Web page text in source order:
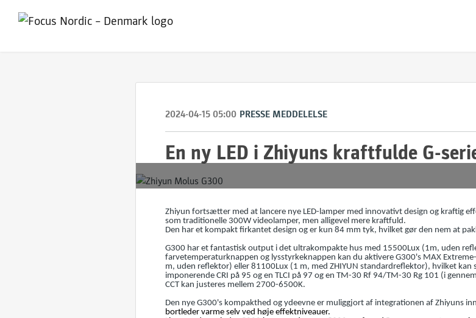
2024-04-15 05:00 PRESSE MEDDELELSE
En ny LED i Zhiyuns kraftfulde G-
Zhiyun fortsætter med at lancere nye LED-lamper med innovativt design og kraftig
som traditionelle 300W videolamper, men alligevel mere kraftfuld.
Den har et kompakt firkantet design og er kun 84 mm tyk, hvilket gør den nem at
G300 har et fantastisk output i det ultrakompakte hus med 15500Lux (1m, uden
farvetemperaturknappen og lysstyrkeknappen kan du aktivere G300's MAX
m, uden reflektor) eller 81100Lux (1 m, med ZHIYUN standardreflektor), hvilket kan
imponerende CRI på 95 og en TLCI på 97 og en TM-30 Rf 94/TM-30 Rg 101 (i
CCT kan justeres mellem 2700-6500K.
Den nye G300's kompakthed og ydeevne er muliggjort af integrationen af Zhiyuns
bortleder varme selv ved høje effektniveauer.